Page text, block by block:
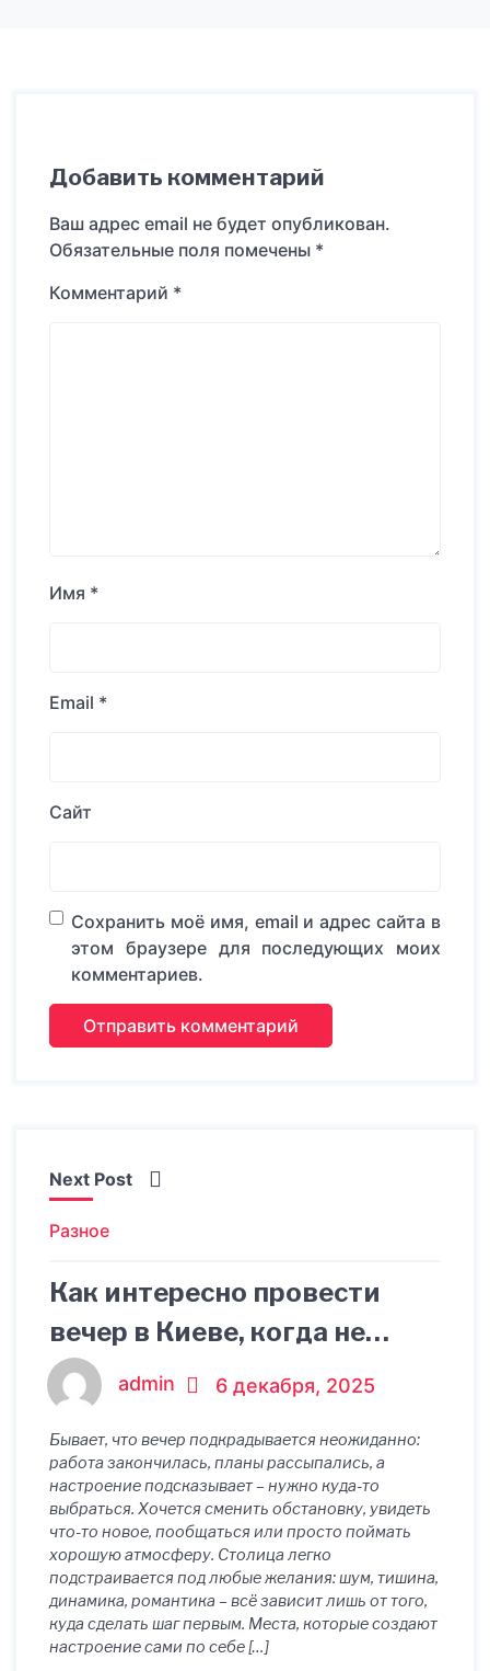
Добавить комментарий
Ваш адрес email не будет опубликован.
Обязательные поля помечены *
Комментарий *
Имя *
Email *
Сайт
Сохранить моё имя, email и адрес сайта в
этом браузере для последующих моих
комментариев.
Next Post
Разное
Как интересно провести
вечер в Киеве, когда не
знаешь, с чего начать
admin 6 декабря, 2025
Бывает, что вечер подкрадывается неожиданно:
работа закончилась, планы рассыпались, а
настроение подсказывает – нужно куда-то
выбраться. Хочется сменить обстановку, увидеть
что-то новое, пообщаться или просто поймать
хорошую атмосферу. Столица легко
подстраивается под любые желания: шум, тишина,
динамика, романтика – всё зависит лишь от того,
куда сделать шаг первым. Места, которые создают
настроение сами по себе […]